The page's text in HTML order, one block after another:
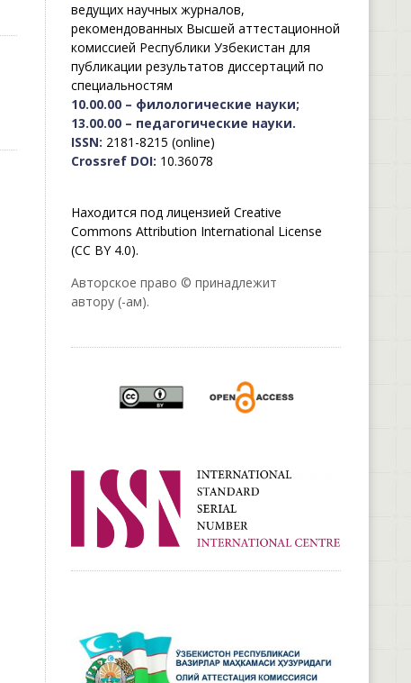
ведущих научных журналов,
рекомендованных Высшей аттестационной
комиссией Республики Узбекистан для
публикации результатов диссертаций по
специальностям
10.00.00 – филологические науки;
13.00.00 – педагогические науки.
ISSN: 2181-8215 (online)
Crossref DOI: 10.36078
Находится под лицензией Creative
Commons Attribution International License
(CC BY 4.0).
Авторское право © принадлежит
автору (-ам).